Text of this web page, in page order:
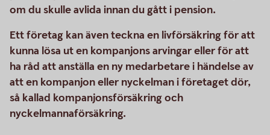
om du skulle avlida innan du gått i pension.
Ett företag kan även teckna en livförsäkring för att
kunna lösa ut en kompanjons arvingar eller för att
ha råd att anställa en ny medarbetare i händelse av
att en kompanjon eller nyckelman i företaget dör,
så kallad kompanjonsförsäkring och
nyckelmannaförsäkring.